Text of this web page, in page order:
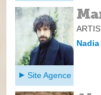
Site Agence